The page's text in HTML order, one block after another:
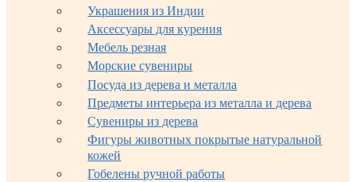
Украшения из Индии
Аксессуары для курения
Мебель резная
Морские сувениры
Посуда из дерева и металла
Предметы интерьера из металла и дерева
Сувениры из дерева
Фигуры животных покрытые натуральной
кожей
Гобелены ручной работы